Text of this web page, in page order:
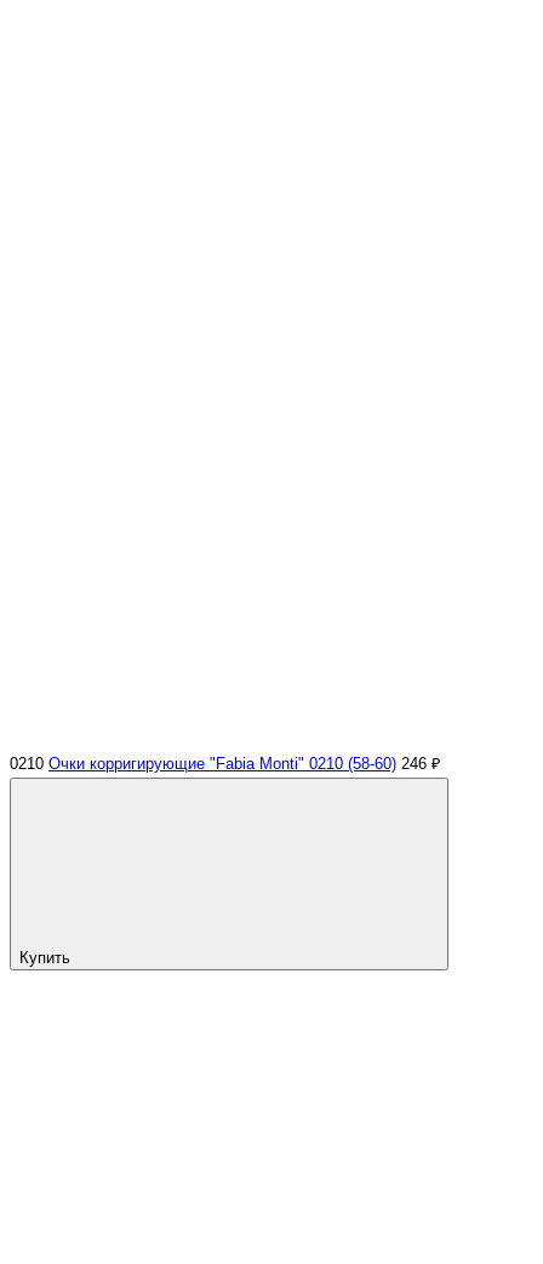
0210 Очки корригирующие "Fabia Monti" 0210 (58-60) 246 ₽
Купить